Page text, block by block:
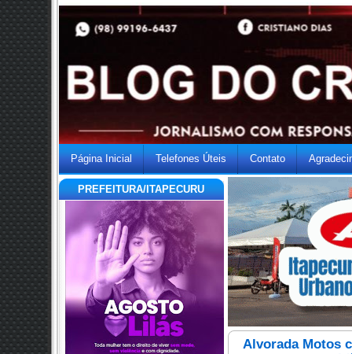
Página Inicial Telefones Úteis Contato
PREFEITURA/ITAPECURU
Alvorada Motos